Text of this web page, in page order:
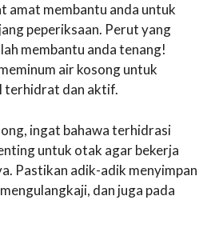
amat membantu anda untuk
peperiksaan. Perut yang
membantu anda tenang!
air kosong untuk
terhidrat dan aktif.
ingat bahawa terhidrasi
untuk otak agar bekerja
Pastikan adik-adik menyimpan
dan juga pada